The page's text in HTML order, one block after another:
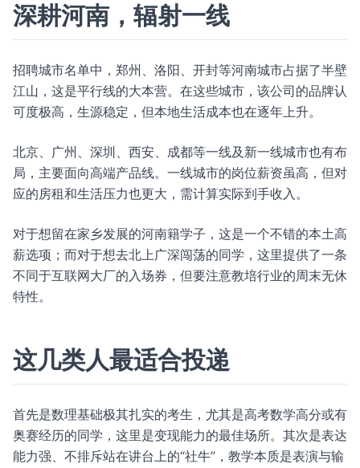
深耕河南，辐射一线
招聘城市名单中，郑州、洛阳、开封等河南城市占据了半壁
江山，这是平行线的大本营。在这些城市，该公司的品牌认
可度极高，生源稳定，但本地生活成本也在逐年上升。
北京、广州、深圳、西安、成都等一线及新一线城市也有布
局，主要面向高端产品线。一线城市的岗位薪资虽高，但对
应的房租和生活压力也更大，需计算实际到手收入。
对于想留在家乡发展的河南籍学子，这是一个不错的本土高
薪选项；而对于想去北上广深闯荡的同学，这里提供了一条
不同于互联网大厂的入场券，但要注意教培行业的周末无休
特性。
这几类人最适合投递
首先是数理基础极其扎实的考生，尤其是高考数学高分或有
奥赛经历的同学，这里是变现能力的最佳场所。其次是表达
能力强、不排斥站在讲台上的“社牛”，教学本质是表演与输